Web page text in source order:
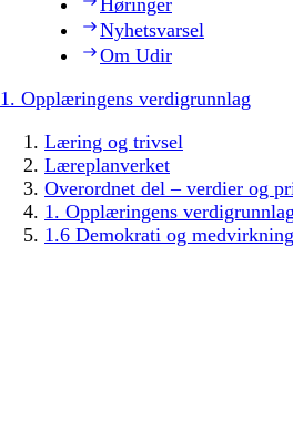
Høringer
Nyhetsvarsel
Om Udir
1. Opplæringens verdigrunnlag
Læring og trivsel
Læreplanverket
Overordnet del – verdier og
1. Opplæringens verdigrunnlag
1.6 Demokrati og medvirkning